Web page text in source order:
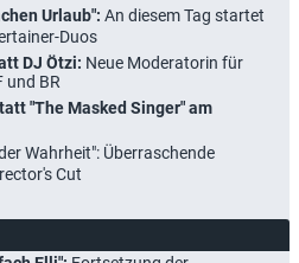
Urlaub": An diesem Tag startet
Duos
DJ Ötzi: Neue Moderatorin für
und BR
"The Masked Singer" am
Wahrheit": Überraschende
Cut